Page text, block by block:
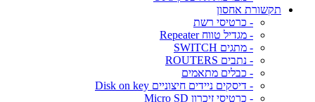
תקשורת אחסון
- כרטיסי רשת
- מגדיל טווח Repeater
- מתגים SWITCH
- נתבים ROUTERS
- כבלים מתאמים
- דיסקים ניידים חיצוניים Disk on key
- כרטיסי זיכרון Micro SD